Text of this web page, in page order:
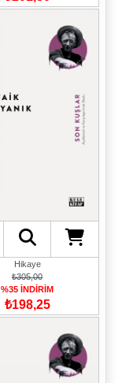
Hikaye
₺305,00
%35 İNDİRİM
₺198,25